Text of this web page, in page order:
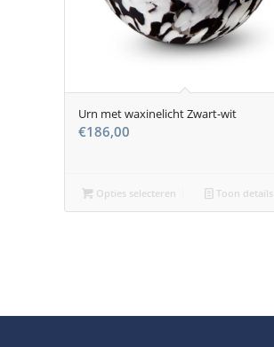
Urn met waxinelicht Zwart-wit
€186,00
Opties selecteren Toon details